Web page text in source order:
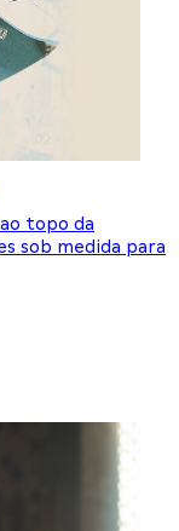
topo da
sob medida para